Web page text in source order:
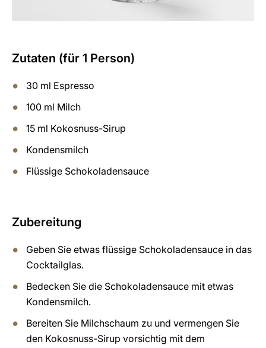
Zutaten (für 1 Person)
30 ml Espresso
100 ml Milch
15 ml Kokosnuss-Sirup
Kondensmilch
Flüssige Schokoladensauce
Zubereitung
Geben Sie etwas flüssige Schokoladensauce in das
Cocktailglas.
Bedecken Sie die Schokoladensauce mit etwas
Kondensmilch.
Bereiten Sie Milchschaum zu und vermengen Sie
den Kokosnuss-Sirup vorsichtig mit dem